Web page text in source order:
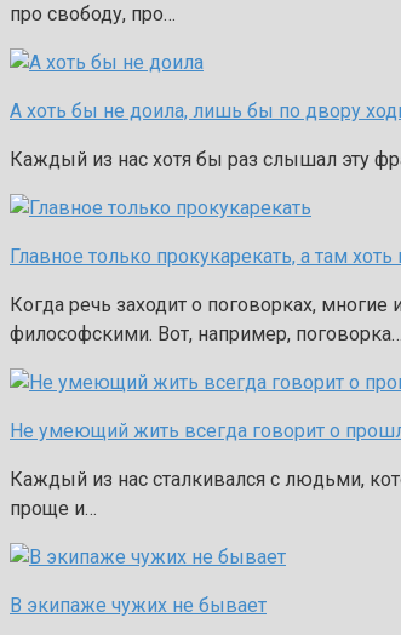
про свободу, про…
А хоть бы не доила, лишь бы по двору
Каждый из нас хотя бы раз слышал эту
Главное только прокукарекать, а там хоть
Когда речь заходит о поговорках,
философскими. Вот, например, поговорка…
Не умеющий жить всегда говорит о
Каждый из нас сталкивался с людьми,
проще и…
В экипаже чужих не бывает